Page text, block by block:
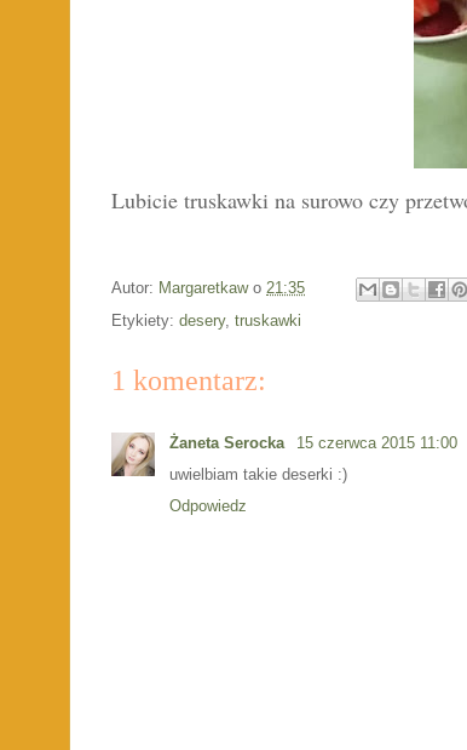
Lubicie truskawki na surowo czy
Autor: Margaretkaw o 21:35
Etykiety: desery, truskawki
1 komentarz:
Żaneta Serocka
15 czerwca 2015 11:00
uwielbiam takie deserki :)
Odpowiedz